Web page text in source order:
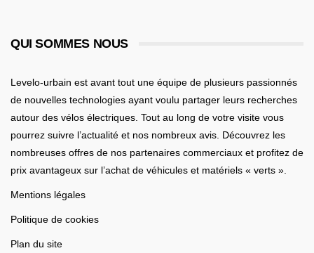
QUI SOMMES NOUS
Levelo-urbain est avant tout une équipe de plusieurs passionnés
de nouvelles technologies ayant voulu partager leurs recherches
autour des vélos électriques. Tout au long de votre visite vous
pourrez suivre l’actualité et nos nombreux avis. Découvrez les
nombreuses offres de nos partenaires commerciaux et profitez de
prix avantageux sur l’achat de véhicules et matériels « verts ».
Mentions légales
Politique de cookies
Plan du site